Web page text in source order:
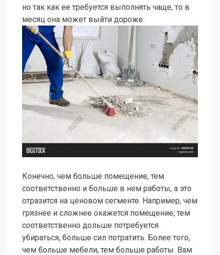
но так как ее требуется выполнять чаще, то в
месяц она может выйти дороже.
Конечно, чем больше помещение, тем
соответственно и больше в нем работы, а это
отразится на ценовом сегменте. Например, чем
грязнее и сложнее окажется помещение, тем
соответственно дольше потребуется
убираться, больше сил потратить. Более того,
чем больше мебели, тем больше работы. Вам